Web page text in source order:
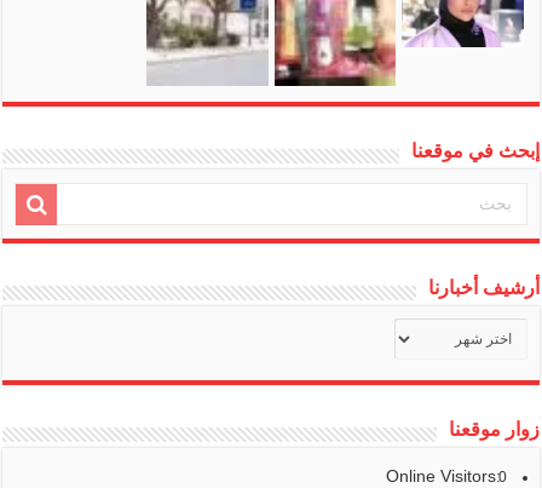
إبحث في موقعنا
أرشيف أخبارنا
أخبارنا
زوار موقعنا
Online Visitors:
0